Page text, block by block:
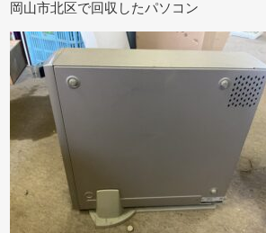
岡山市北区で回収したパソコン